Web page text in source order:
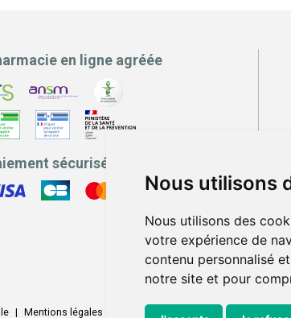
Nous utilisons
Nous utilisons des
votre expérience de
contenu personnalisé
notre site et pour
en ligne agréée
sécurisé
Mentions légales Conditions générales - CGV